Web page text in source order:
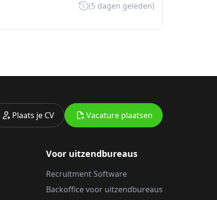
(5 dagen geleden)
Plaats je CV Vacature plaatsen
Voor uitzendbureaus
Recruitment Software
Backoffice voor uitzendbureaus